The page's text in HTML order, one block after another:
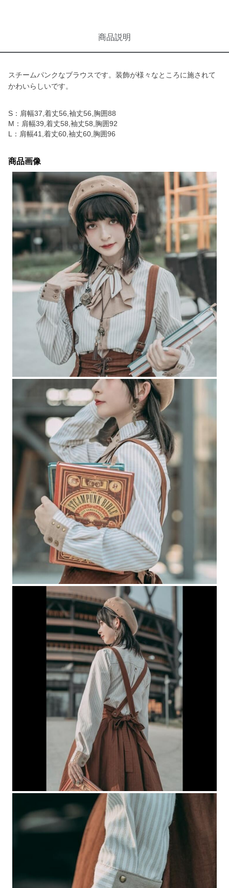
商品説明
スチームパンクなブラウスです。装飾が様々なところに施されて
かわいらしいです。
S：肩幅37,着丈56,袖丈56,胸囲88
M：肩幅39,着丈58,袖丈58,胸囲92
L：肩幅41,着丈60,袖丈60,胸囲96
商品画像